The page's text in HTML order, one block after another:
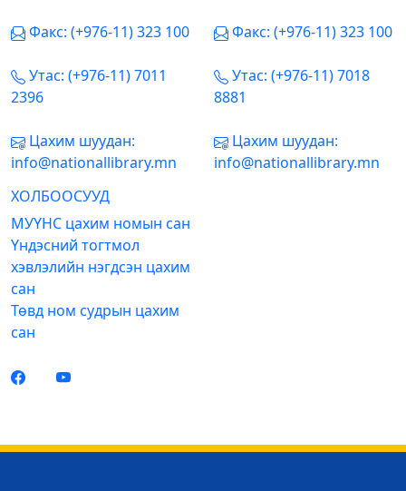
Факс: (+976-11) 323 100
Утас: (+976-11) 7011
2396
Цахим шуудан:
info@nationallibrary.mn
Факс: (+976-11) 323 100
Утас: (+976-11) 7018
8881
Цахим шуудан:
info@nationallibrary.mn
ХОЛБООСУУД
МУҮНС цахим номын сан
Үндэсний тогтмол
хэвлэлийн нэгдсэн цахим
сан
Төвд ном судрын цахим
сан